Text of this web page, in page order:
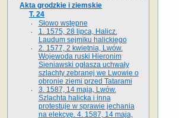
Akta grodzkie i ziemskie
T. 24
Słowo wstępne
1. 1575, 28 lipca, Halicz.
Laudum sejmiku halickiego
2. 1577, 2 kwietnia, Lwów.
Wojewoda ruski Hieronim
Sieniawski ogłasza uchwały
szlachty zebranej we Lwowie o
obronie ziemi przed Tatarami
3. 1587, 14 maja, Lwów.
Szlachta halicka i inna
protestuje w sprawie jechania
na elekcyę. 4. 1587, 14 maja,